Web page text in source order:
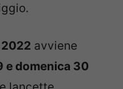
2022 avviene
e domenica 30